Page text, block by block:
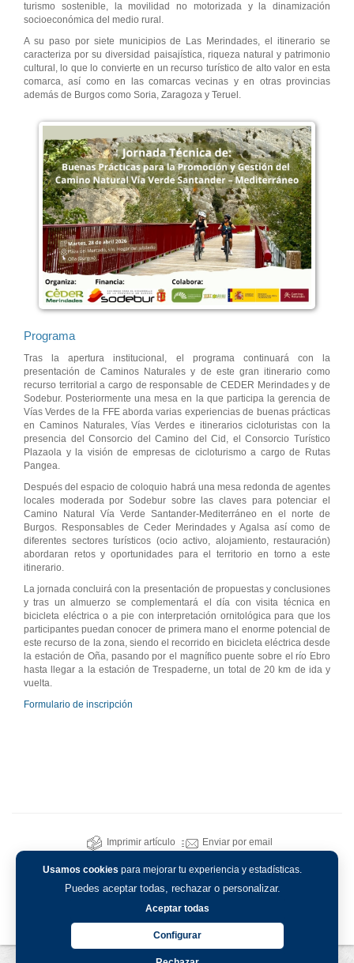
Usamos cookies para mejorar tu experiencia y estadísticas.
Puedes aceptar todas, rechazar o personalizar.
Aceptar todas
Configurar
turismo sostenible, la movilidad no motorizada y la dinamización
socioeconómica del medio rural.
A su paso por siete municipios de Las Merindades, el itinerario se
caracteriza por su diversidad paisajística, riqueza natural y patrimonio
cultural, lo que lo convierte en un recurso turístico de alto valor en esta
comarca, así como en las comarcas vecinas y en otras provincias
además de Burgos como Soria, Zaragoza y Teruel.
Programa
Tras la apertura institucional, el programa continuará con la
presentación de Caminos Naturales y de este gran itinerario como
recurso territorial a cargo de responsable de CEDER Merindades y de
Sodebur. Posteriormente una mesa en la que participa la gerencia de
Vías Verdes de la FFE aborda varias experiencias de buenas prácticas
en Caminos Naturales, Vías Verdes e itinerarios cicloturistas con la
presencia del Consorcio del Camino del Cid, el Consorcio Turístico
Plazaola y la visión de empresas de cicloturismo a cargo de Rutas
Pangea.
Después del espacio de coloquio habrá una mesa redonda de agentes
locales moderada por Sodebur sobre las claves para potenciar el
Camino Natural Vía Verde Santander-Mediterráneo en el norte de
Burgos. Responsables de Ceder Merindades y Agalsa así como de
diferentes sectores turísticos (ocio activo, alojamiento, restauración)
abordaran retos y oportunidades para el territorio en torno a este
itinerario.
La jornada concluirá con la presentación de propuestas y conclusiones
y tras un almuerzo se complementará el día con visita técnica en
bicicleta eléctrica o a pie con interpretación ornitológica para que los
participantes puedan conocer de primera mano el enorme potencial de
este recurso de la zona, siendo el recorrido en bicicleta eléctrica desde
la estación de Oña, pasando por el magnífico puente sobre el río Ebro
hasta llegar a la estación de Trespaderne, un total de 20 km de ida y
vuelta.
Formulario de inscripción
Imprimir artículo Enviar por email